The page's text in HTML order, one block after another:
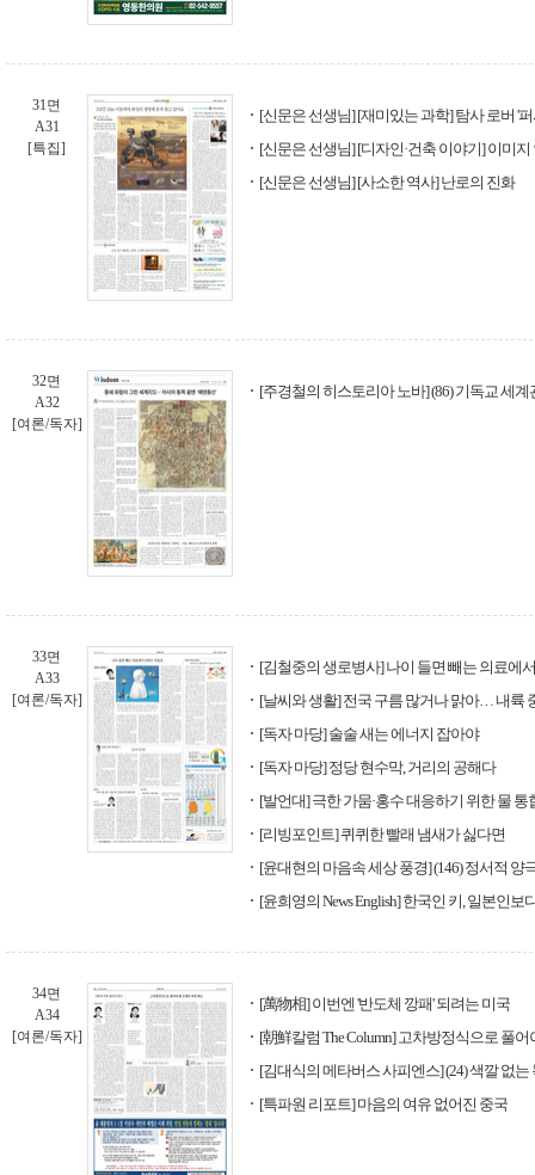
31면
A31
[특집]
[신문은 선생님] [재미있는 과학] 탐사 로버 '
[신문은 선생님] [디자인·건축 이야기] 이미
[신문은 선생님] [사소한 역사] 난로의 진화
32면
A32
[여론/독자]
[주경철의 히스토리아 노바] (86) 기독교 세계
33면
A33
[여론/독자]
[김철중의 생로병사] 나이 들면 빼는 의료에
[날씨와 생활] 전국 구름 많거나 맑아… 내륙
[독자 마당] 술술 새는 에너지 잡아야
[독자 마당] 정당 현수막, 거리의 공해다
[발언대] 극한 가뭄·홍수 대응하기 위한 물 통
[리빙포인트] 퀴퀴한 빨래 냄새가 싫다면
[윤대현의 마음속 세상 풍경] (146) 정서적 양
[윤희영의 News English] 한국인 키, 일본인보
34면
A34
[여론/독자]
[萬物相] 이번엔 '반도체 깡패' 되려는 미국
[朝鮮칼럼 The Column] 고차방정식으로 풀
[김대식의 메타버스 사피엔스] (24) 색깔 없는
[특파원 리포트] 마음의 여유 없어진 중국